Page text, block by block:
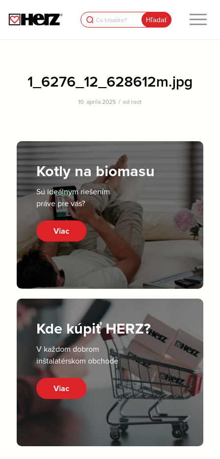
Search
for:
1_6276_12_628612m.jpg
10. apríla 2025 / od root
Kotly na biomasu
Sú ideálnym riešením
práve pre vás?
Viac
Kde kúpiť HERZ?
V každom dobrom
inštalatérskom obchode
Viac